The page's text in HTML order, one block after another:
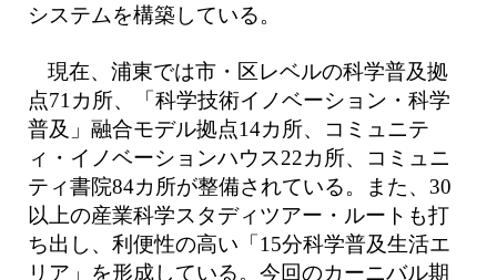
システムを構築している。
現在、浦東では市・区レベルの科学普及拠
点71カ所、「科学技術イノベーション・科学
普及」融合モデル拠点14カ所、コミュニテ
ィ・イノベーションハウス22カ所、コミュニ
ティ書院84カ所が整備されている。また、30
以上の産業科学スタディツアー・ルートも打
ち出し、利便性の高い「15分科学普及生活エ
リア」を形成している。今回のカーニバル期